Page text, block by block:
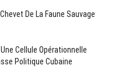
De La Faune Sauvage
Cellule Opérationnelle
Politique Cubaine